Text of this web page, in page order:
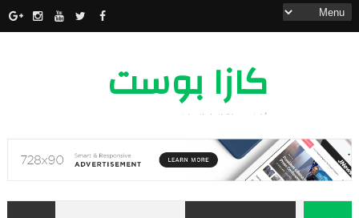
كازا بوست
أخبار مدينة الدار البيضاء